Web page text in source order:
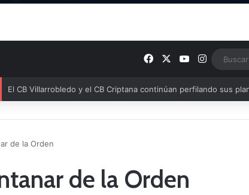
FacebookYouTube
Instagram
de la Orden
de la Orden